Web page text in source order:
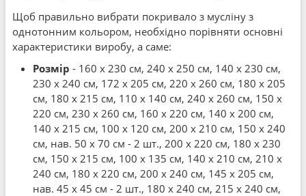
Щоб правильно вибрати покривало з мусліну з
однотонним кольором, необхідно порівняти основні
характеристики виробу, а саме:
Розмір - 160 x 230 см, 240 x 250 см, 140 x 230 см,
230 x 240 см, 172 x 205 см, 220 x 260 см, 180 x 205
см, 180 x 215 см, 110 x 140 см, 240 x 260 см, 150 x
220 см, 230 x 260 см, 160 x 220 см, 140 x 200 см,
140 x 215 см, 100 x 120 см, 200 x 210 см, 150 x 240
см, нав. 50 x 70 см - 2 шт., 200 x 220 см, 180 x 230
см, 150 x 215 см, 100 x 135 см, 140 x 210 см, 210 x
240 см, 180 x 220 см, 200 x 240 см, 145 x 205 см,
нав. 45 x 45 см - 2 шт., 180 x 240 см, 215 x 240 см,